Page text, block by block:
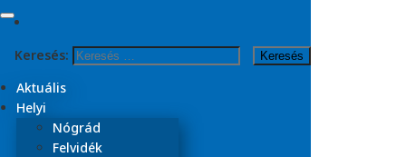
Skip to content
Keresés:
Aktuális
Helyi
Nógrád
Felvidék
Kezdőlap
2024
november
15